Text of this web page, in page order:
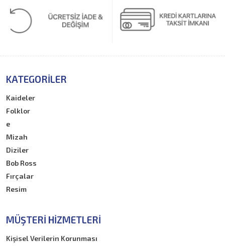
KATEGORILER
Kaideler
Folklor
e
Mizah
Diziler
Bob Ross
Fırçalar
Resim
MÜŞTERI HIZMETLERI
Kişisel Verilerin Korunması